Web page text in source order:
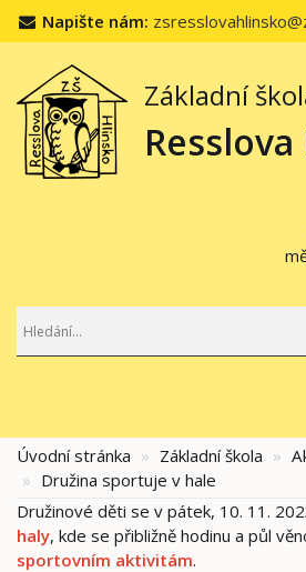
Napište nám:
Základní
Úvodní stránka Základní škola
Družina sportuje v hale
Družinové děti se v pátek, 10. 11.
haly, kde se přibližně hodinu a půl
sportovním aktivitám.